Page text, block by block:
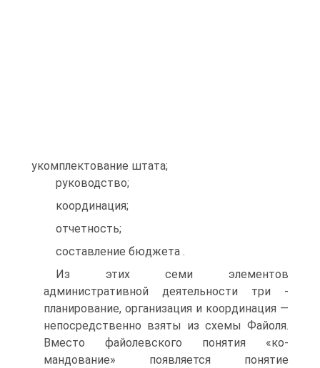
укомплектование штата;
руководство;
координация;
отчетность;
составление бюджета .
Из этих семи элементов
административной деятельности три -
планирование, организация и координация —
непосредственно взяты из схемы Файоля.
Вместо файолевского понятия «ко-
мандование» появляется понятие